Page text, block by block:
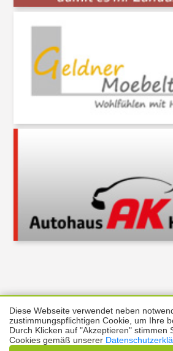
Über uns Thema melden ABO
Impressum
Diese Webseite verwendet neben
zustimmungspflichtigen Cookie, um Ihre
Durch Klicken auf "Akzeptieren" stimmen
Cookies gemäß unserer